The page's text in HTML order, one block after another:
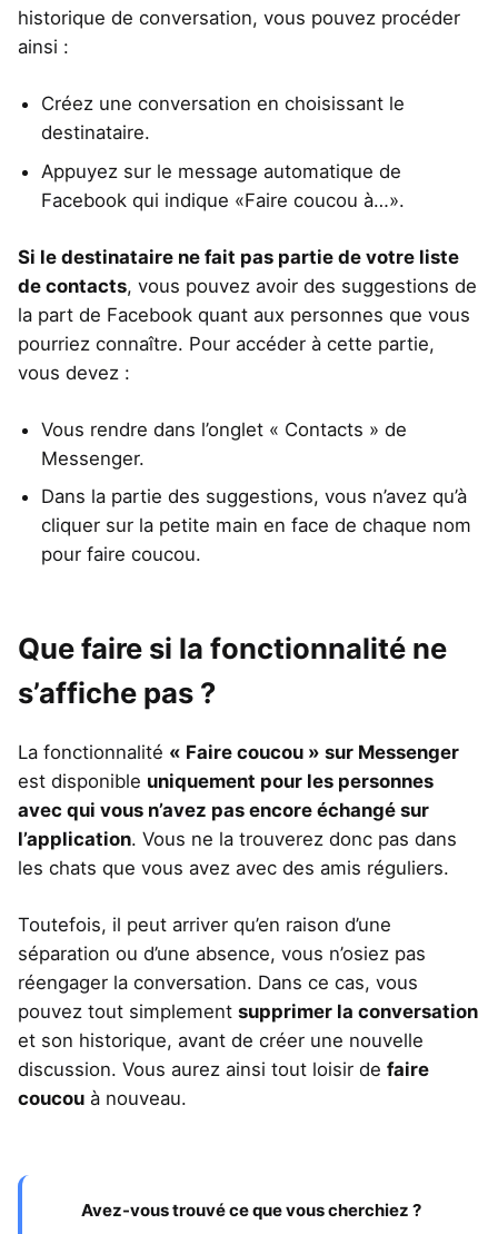
historique de conversation, vous pouvez procéder
ainsi :
Créez une conversation en choisissant le
destinataire.
Appuyez sur le message automatique de
Facebook qui indique «Faire coucou à…».
Si le destinataire ne fait pas partie de votre liste
de contacts, vous pouvez avoir des suggestions de
la part de Facebook quant aux personnes que vous
pourriez connaître. Pour accéder à cette partie,
vous devez :
Vous rendre dans l’onglet « Contacts » de
Messenger.
Dans la partie des suggestions, vous n’avez qu’à
cliquer sur la petite main en face de chaque nom
pour faire coucou.
Que faire si la fonctionnalité ne
s’affiche pas ?
La fonctionnalité « Faire coucou » sur Messenger
est disponible uniquement pour les personnes
avec qui vous n’avez pas encore échangé sur
l’application. Vous ne la trouverez donc pas dans
les chats que vous avez avec des amis réguliers.
Toutefois, il peut arriver qu’en raison d’une
séparation ou d’une absence, vous n’osiez pas
réengager la conversation. Dans ce cas, vous
pouvez tout simplement supprimer la conversation
et son historique, avant de créer une nouvelle
discussion. Vous aurez ainsi tout loisir de faire
coucou à nouveau.
Avez-vous trouvé ce que vous cherchiez ?